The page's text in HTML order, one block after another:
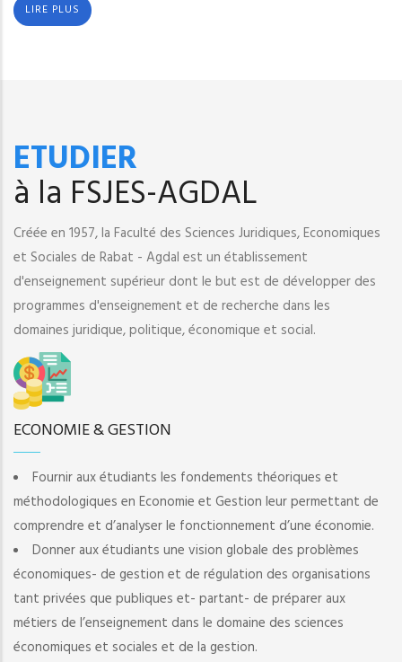
LIRE PLUS
ETUDIER
à la FSJES-AGDAL
Créée en 1957, la Faculté des Sciences Juridiques, Economiques
et Sociales de Rabat - Agdal est un établissement
d'enseignement supérieur dont le but est de développer des
programmes d'enseignement et de recherche dans les
domaines juridique, politique, économique et social.
ECONOMIE & GESTION
Fournir aux étudiants les fondements théoriques et
méthodologiques en Economie et Gestion leur permettant de
comprendre et d’analyser le fonctionnement d’une économie.
Donner aux étudiants une vision globale des problèmes
économiques- de gestion et de régulation des organisations
tant privées que publiques et- partant- de préparer aux
métiers de l’enseignement dans le domaine des sciences
économiques et sociales et de la gestion.